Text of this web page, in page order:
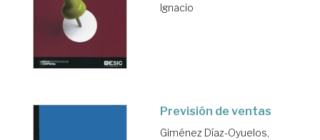
Ignacio
Previsión de ventas
Giménez Díaz-Oyuelos,